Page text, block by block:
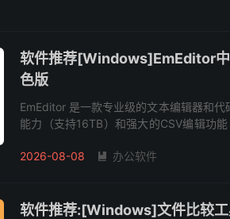
软件推荐[Windows]EmEditor
色版
EmEditor​ 是一款专业级的文本编辑器和
能力（支持16TB）和强大的CSV编辑功
2026-08-08
 办公软件
软件推荐:[Windows]文件比较